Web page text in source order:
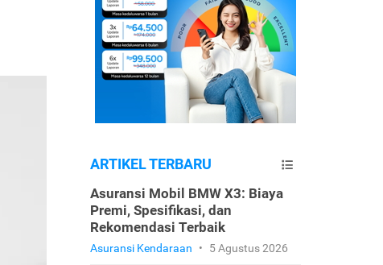
ARTIKEL TERBARU
Asuransi Mobil BMW X3: Biaya
Premi, Spesifikasi, dan
Rekomendasi Terbaik
Asuransi Kendaraan • 5 Agustus 2026